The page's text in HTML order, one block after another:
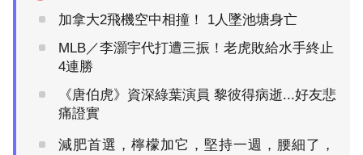
加拿大2飛機空中相撞！ 1人墜池塘身亡
MLB／李灝宇代打遭三振！老虎敗給水手終止
4連勝
《唐伯虎》資深綠葉演員 黎彼得病逝...好友悲
痛證實
減肥首選，檸檬加它，堅持一週，腰細了，